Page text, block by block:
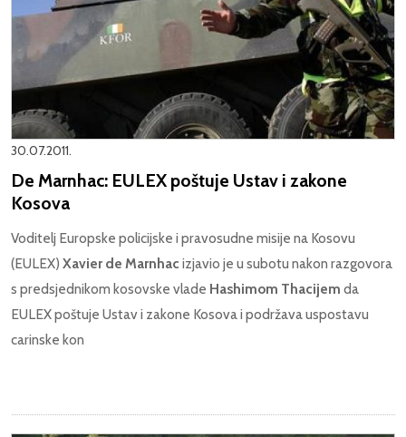
30.07.2011.
De Marnhac: EULEX poštuje Ustav i zakone
Kosova
Voditelj Europske policijske i pravosudne misije na Kosovu
(EULEX) Xavier de Marnhac izjavio je u subotu nakon razgovora
s predsjednikom kosovske vlade Hashimom Thacijem da
EULEX poštuje Ustav i zakone Kosova i podržava uspostavu
carinske kon